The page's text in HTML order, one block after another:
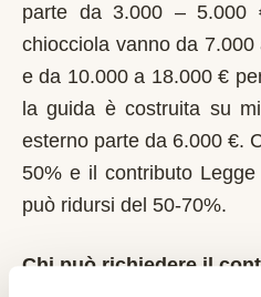
parte da 3.000 –
chiocciola vanno da
e da 10.000 a 18.000 €
la guida è costruita su
esterno parte da 6.000 €.
50% e il contributo
può ridursi del 50-70%.
Chi può richiedere il